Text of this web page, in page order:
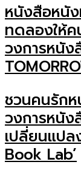
หนังสือหนั
ทดลองให้ค
วงการหนัง
ชวนคนรัก
วงการหนัง
เปลี่ยนแปล
Book Lab’